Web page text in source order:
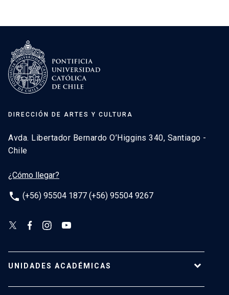
DIRECCIÓN DE ARTES Y CULTURA
Avda. Libertador Bernardo O’Higgins 340, Santiago -
Chile
¿Cómo llegar?
phone (+56) 95504 1877 (+56) 95504 9267
UNIDADES ACADÉMICAS